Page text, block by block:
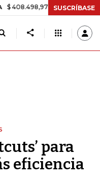
+$ 8.753,81 +2,19%
SUSCRÍBASE
para
eficiencia